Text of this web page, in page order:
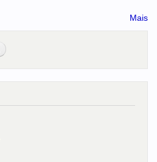
Mais